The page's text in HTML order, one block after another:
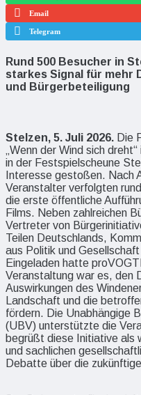
Email
Telegram
Rund 500 Besucher in
starkes Signal für mehr
und Bürgerbeteiligung
Stelzen, 5. Juli 2026. Die
„Wenn der Wind sich
in der Festspielscheune
Interesse gestoßen. Nach
Veranstalter verfolgten
die erste öffentliche
Films. Neben zahlreichen
Vertreter von
Teilen Deutschlands,
aus Politik und
Eingeladen hatte
Veranstaltung war es, den
Auswirkungen des
Landschaft und die
fördern. Die Unabhängige
(UBV) unterstützte die
begrüßt diese Initiative als
und sachlichen
Debatte über die